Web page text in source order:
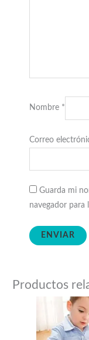
Nombre *
Correo
Guarda mi
navegador para
Productos